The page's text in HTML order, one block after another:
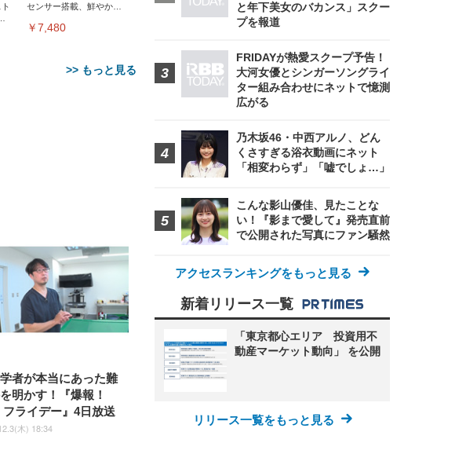
センサー搭載、鮮やかな
￥7,480
>> もっと見る
度
ポート付き 腰サポート ガ
ス圧無段階昇降 360度回
転 キャスター付き コンパ
クト 幅52×奥行58.5×高さ
84～96cm テレワーク 在
宅勤務 ブラック
￥4,139
ーミングモニター QD 24.5インチ
FHD 量子ドット 残像低減 (3
保証 | 輝点保証 | 日本メーカー)
34,980
マ
【Amazon.co.jp限定】
￥3,731
者が本当にあった難
明かす！『爆報！
フライデー』4日放送
木) 18:34
と年下美女のバカンス」スクー
プを報道
FRIDAYが熱愛スクープ予告！
大河女優とシンガーソングライ
ター組み合わせにネットで憶測
広がる
乃木坂46・中西アルノ、どん
くさすぎる浴衣動画にネット
「相変わらず」「嘘でしょ…」
こんな影山優佳、見たことな
い！『影まで愛して』発売直前
で公開された写真にファン騒然
アクセスランキングをもっと見る
新着リリース一覧
「東京都心エリア 投資用不
動産マーケット動向」 を公開
リリース一覧をもっと見る